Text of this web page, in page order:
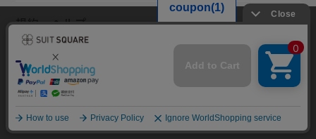
規約・ヘルプ
Copyright © AOYAMA TRADING Co.,Ltd. All Rights Reserved
当サイトでは利用体験の向上およびコンテンツの最適な提供、トラフィ
ックの分析を目的としてCookieを使用しています。サイトの閲覧を継続
された場合、Cookieの利用に同意したものといたします。詳細について
はプライバシーポリシー をご確認ください。
同意して閉じる